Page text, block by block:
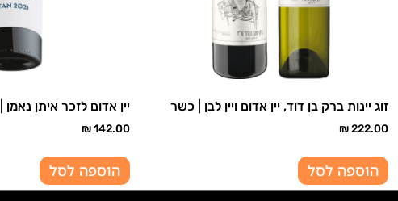
זוג יינות ברק בן דוד, יין אדום ויין לבן | כשר
₪222.00
הוספה לסל
יין אדום לזכר איתן
₪142.00
הוספה לסל